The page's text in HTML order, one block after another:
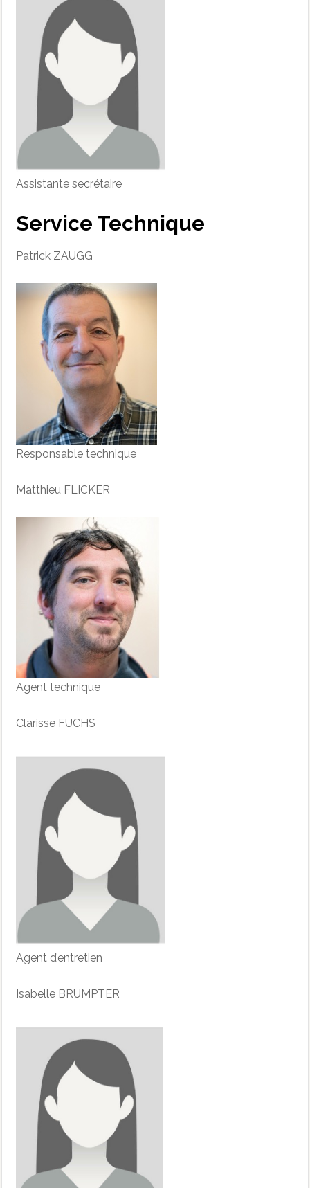
Assistante secrétaire
Service Technique
Patrick ZAUGG
Responsable technique
Matthieu FLICKER
Agent technique
Clarisse FUCHS
Agent d’entretien
Isabelle BRUMPTER